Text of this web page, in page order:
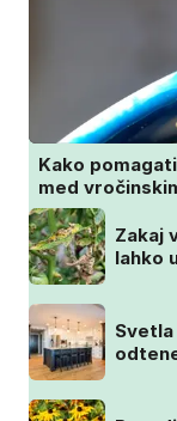
Kako
med
Zakaj
lahko